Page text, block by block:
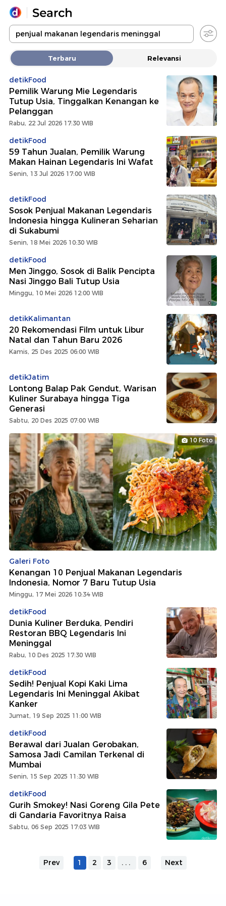
Yang sedang ramai dicari
Loading...
Promoted
Terakhir yang dicari
Terbaru Relevansi
detikFood
Pemilik Warung Mie Legendaris
Tutup Usia, Tinggalkan Kenangan ke
Pelanggan
Rabu, 22 Jul 2026 17:30 WIB
detikFood
59 Tahun Jualan, Pemilik Warung
Makan Hainan Legendaris Ini Wafat
Senin, 13 Jul 2026 17:00 WIB
detikFood
Sosok Penjual Makanan Legendaris
Indonesia hingga Kulineran Seharian
di Sukabumi
Senin, 18 Mei 2026 10:30 WIB
detikFood
Men Jinggo, Sosok di Balik Pencipta
Nasi Jinggo Bali Tutup Usia
Minggu, 10 Mei 2026 12:00 WIB
detikKalimantan
20 Rekomendasi Film untuk Libur
Natal dan Tahun Baru 2026
Kamis, 25 Des 2025 06:00 WIB
detikJatim
Lontong Balap Pak Gendut, Warisan
Kuliner Surabaya hingga Tiga
Generasi
Sabtu, 20 Des 2025 07:00 WIB
10 Foto
Galeri Foto
Kenangan 10 Penjual Makanan Legendaris
Indonesia, Nomor 7 Baru Tutup Usia
Minggu, 17 Mei 2026 10:34 WIB
detikFood
Dunia Kuliner Berduka, Pendiri
Restoran BBQ Legendaris Ini
Meninggal
Rabu, 10 Des 2025 17:30 WIB
detikFood
Sedih! Penjual Kopi Kaki Lima
Legendaris Ini Meninggal Akibat
Kanker
Jumat, 19 Sep 2025 11:00 WIB
detikFood
Berawal dari Jualan Gerobakan,
Samosa Jadi Camilan Terkenal di
Mumbai
Senin, 15 Sep 2025 11:30 WIB
detikFood
Gurih Smokey! Nasi Goreng Gila Pete
di Gandaria Favoritnya Raisa
Sabtu, 06 Sep 2025 17:03 WIB
Prev 1 2 3 ... 6 Next